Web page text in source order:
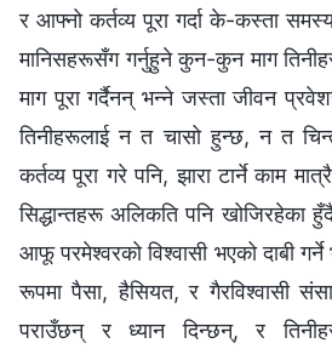
र आफ्नो कर्तव्य पूरा गर्दा के-कस्ता
मानिसहरूसँग गर्नुहुने कुन-कुन माग
माग पूरा गर्दैनन् भन्ने जस्ता जीवन
तिनीहरूलाई न त चासो हुन्छ, न त
कर्तव्य पूरा गरे पनि, झारा टार्ने काम
सिद्धान्तहरू अलिकति पनि खोजिरहेका
आफू परमेश्‍वरको विश्‍वासी भएको दाबी
रूपमा पैसा, हैसियत, र गैरविश्‍वासी
पराउँछन् र ध्यान दिन्छन्, र